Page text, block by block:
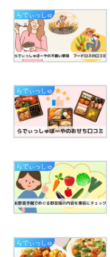
らでぃっしゅ
らでぃっしゅ
らでぃっしゅ
らでぃっしゅ